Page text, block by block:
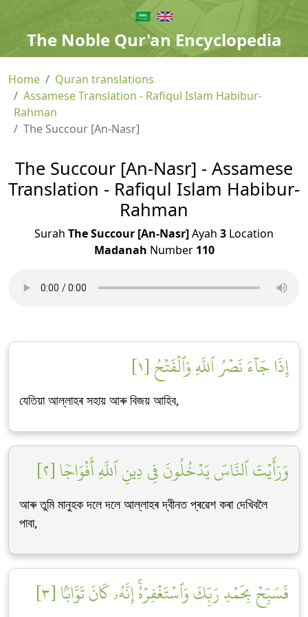
The Noble Qur'an Encyclopedia
Home
Quran translations
Assamese Translation - Rafiqul Islam Habibur-
Rahman
The Succour [An-Nasr]
The Succour [An-Nasr] - Assamese
Translation - Rafiqul Islam Habibur-
Rahman
Surah The Succour [An-Nasr]Ayah 3 Location
Madanah Number 110
إِذَا جَآءَ نَصۡرُ ٱللَّهِ وَٱلۡفَتۡحُ [١]
যেতিয়া আল্লাহৰ সহায় আৰু বিজয় আহিব,
وَرَأَيۡتَ ٱلنَّاسَ يَدۡخُلُونَ فِي دِينِ ٱللَّهِ أَفۡوَاجٗا [٢]
আৰু তুমি মানুহক দলে দলে আল্লাহৰ দ্বীনত প্ৰৱেশ কৰা দেখিবলৈ
পাবা,
فَسَبِّحۡ بِحَمۡدِ رَبِّكَ وَٱسۡتَغۡفِرۡهُۚ إِنَّهُۥ كَانَ تَوَّابَۢا [٣]